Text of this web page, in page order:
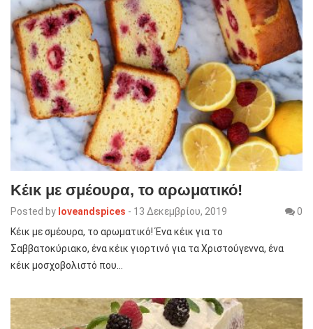
Κέικ με σμέουρα, το αρωματικό!
Posted by loveandspices - 13 Δεκεμβρίου, 2019
0
Κέικ με σμέουρα, το αρωματικό! Ένα κέικ για το
Σαββατοκύριακο, ένα κέικ γιορτινό για τα Χριστούγεννα, ένα
κέικ μοσχοβολιστό που…